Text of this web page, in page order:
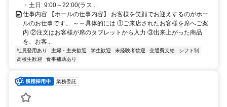
・土日: 9:00～22:00(ラス...
仕事内容 【ホールの仕事内容】 お客様を笑顔でお迎えするのがホー
ルのお仕事です。 ～～具体的には ①ご来店されたお客様を席へご案
内 ②注文はお客様が席のタブレットから入力 ③出来上がった商品
を、お客...
社員登用あり 主婦・主夫歓迎 学生歓迎 未経験者歓迎 交通費支給
シフト制
高校生歓迎
食事補助あり
業務委託